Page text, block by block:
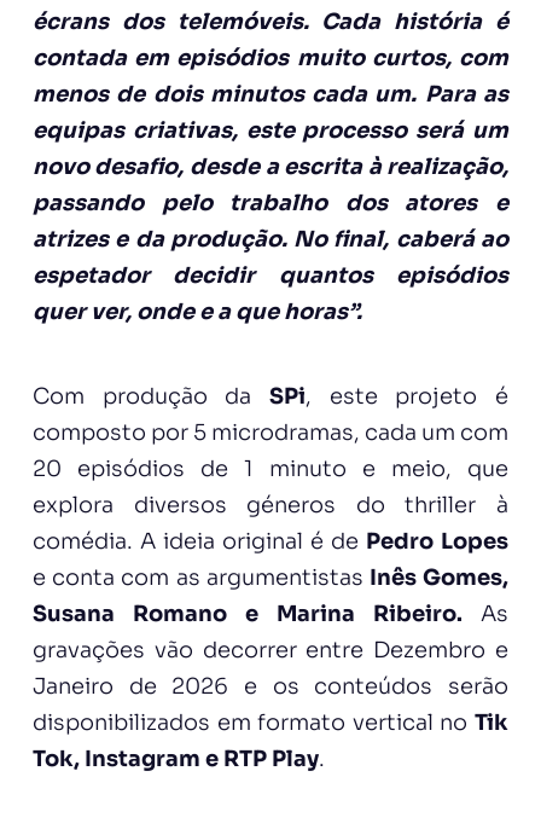
écrans dos telemóveis. Cada história é
contada em episódios muito curtos, com
menos de dois minutos cada um. Para as
equipas criativas, este processo será um
novo desafio, desde a escrita à realização,
passando pelo trabalho dos atores e
atrizes e da produção. No final, caberá ao
espetador decidir quantos episódios
quer ver, onde e a que horas”.
Com produção da SPi, este projeto é
composto por 5 microdramas, cada um com
20 episódios de 1 minuto e meio, que
explora diversos géneros do thriller à
comédia. A ideia original é de Pedro Lopes
e conta com as argumentistas Inês Gomes,
Susana Romano e Marina Ribeiro. As
gravações vão decorrer entre Dezembro e
Janeiro de 2026 e os conteúdos serão
disponibilizados em formato vertical noTik
Tok, Instagram e RTP Play.